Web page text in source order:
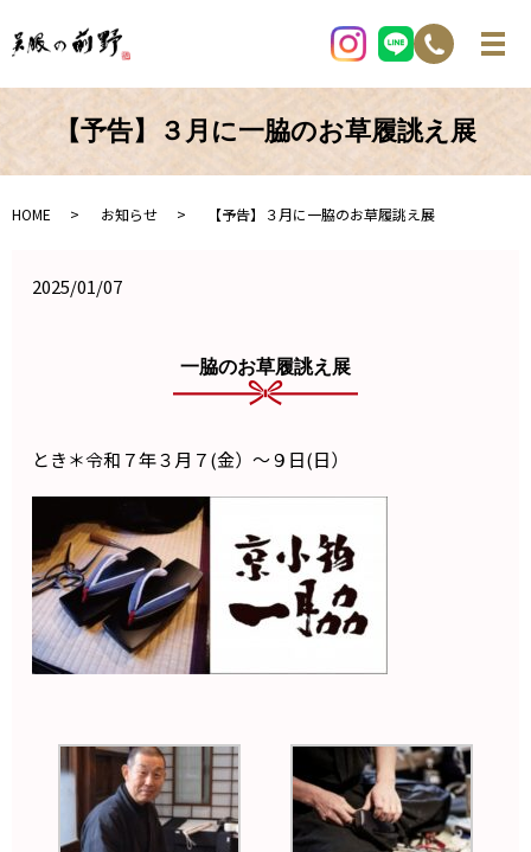
【予告】３月に一脇のお草履誂え展
HOME お知らせ 【予告】３月に一脇のお草履誂え展
2025/01/07
一脇のお草履誂え展
とき＊令和７年３月７(金）～９日(日）